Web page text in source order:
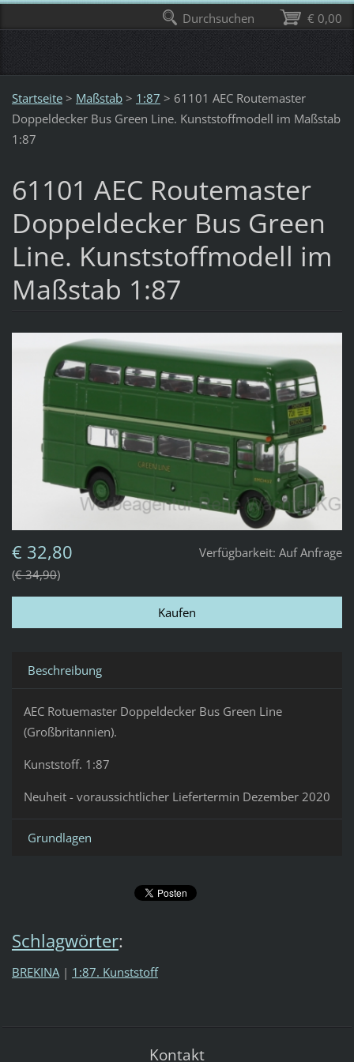
Startseite > Maßstab > 1:87 > 61101 AEC Routemaster
Doppeldecker Bus Green Line. Kunststoffmodell im Maßstab
1:87
61101 AEC Routemaster
Doppeldecker Bus Green
Line. Kunststoffmodell im
Maßstab 1:87
Verfügbarkeit: Auf Anfrage
€ 32,80
€ 34,90
Beschreibung
AEC Rotuemaster Doppeldecker Bus Green Line
(Großbritannien).
Kunststoff. 1:87
Neuheit - voraussichtlicher Liefertermin Dezember 2020
Grundlagen
Schlagwörter:
BREKINA | 1:87. Kunststoff
Kontakt
€ 0,00
Durchsuchen